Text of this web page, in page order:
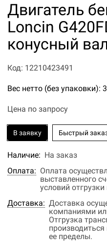
Двигатель
Loncin
конусный
Код: 12210423491
Вес нетто (без упаковки):
Цена по запросу
В заявку Быстрый
Наличие: На заказ
Оплата: Оплата
выставленного
условий
Доставка: Доставка
компаниями
Отгрузка
ее пределы.